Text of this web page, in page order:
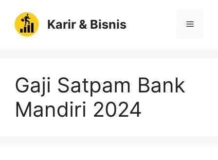
Karir & Bisnis Menu
Gaji Satpam Bank
Mandiri 2024